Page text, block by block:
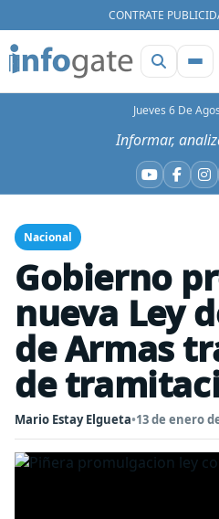
CONTRATE
Jueves 6 De
Informar,
YouTube
Nacional
Gobierno
nueva Ley
de Armas
de
Mario Estay Elgueta•13 de enero